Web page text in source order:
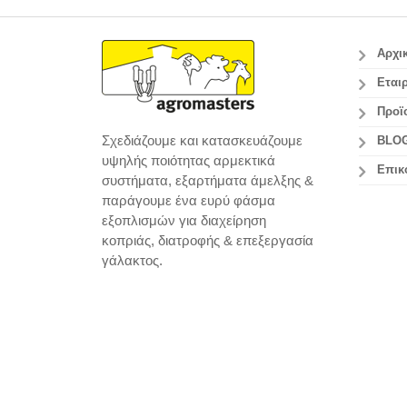
Σχεδιάζουμε και κατασκευάζουμε
υψηλής ποιότητας αρμεκτικά
συστήματα, εξαρτήματα άμελξης &
παράγουμε ένα ευρύ φάσμα
εξοπλισμών για διαχείρηση
κοπριάς, διατροφής & επεξεργασία
γάλακτος.